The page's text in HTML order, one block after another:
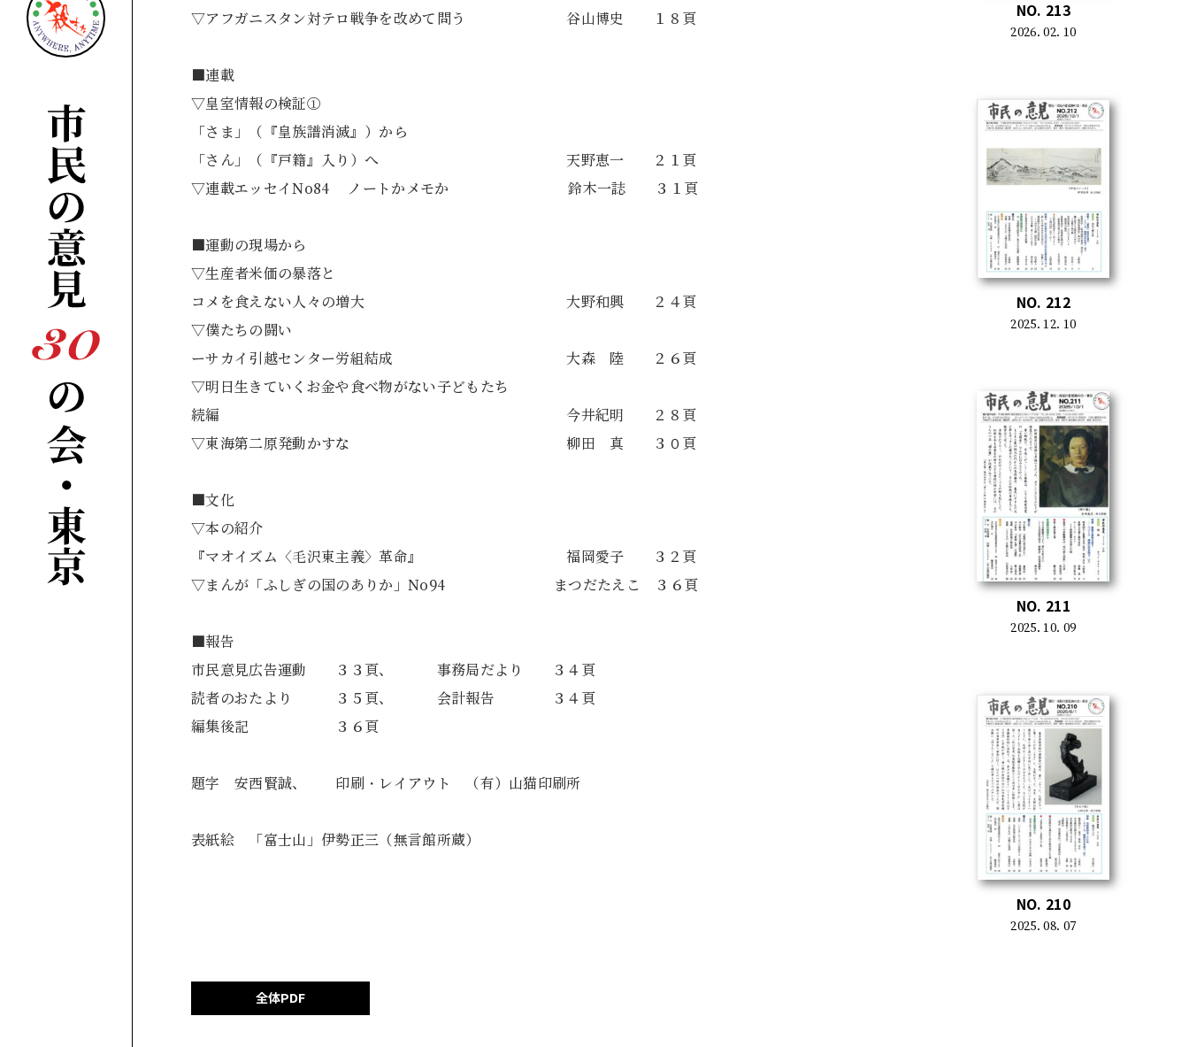
▽アフガニスタン対テロ戦争を改めて問う 谷山博史 １８頁
■連載
▽皇室情報の検証①
「さま」（『皇族譜消滅』）から
「さん」（『戸籍』入り）へ 天野恵一 ２１頁
▽連載エッセイNo84 ノートかメモか 鈴木一誌 ３１頁
■運動の現場から
▽生産者米価の暴落と
コメを食えない人々の増大 大野和興 ２４頁
▽僕たちの闘い
ーサカイ引越センター労組結成 大森 陸 ２６頁
▽明日生きていくお金や食べ物がない子どもたち
続編 今井紀明 ２８頁
▽東海第二原発動かすな 柳田 真 ３０頁
■文化
▽本の紹介
『マオイズム〈毛沢東主義〉革命』 福岡愛子 ３２頁
▽まんが「ふしぎの国のありか」No94 まつだたえこ ３６頁
■報告
市民意見広告運動 ３３頁、 事務局だより ３４頁
読者のおたより ３５頁、 会計報告 ３４頁
編集後記 ３６頁
題字 安西賢誠、 印刷・レイアウト （有）山猫印刷所
表紙絵 「富士山」伊勢正三（無言館所蔵）
全体PDF
NO. 213
2026. 02. 10
NO. 212
2025. 12. 10
NO. 211
2025. 10. 09
NO. 210
2025. 08. 07